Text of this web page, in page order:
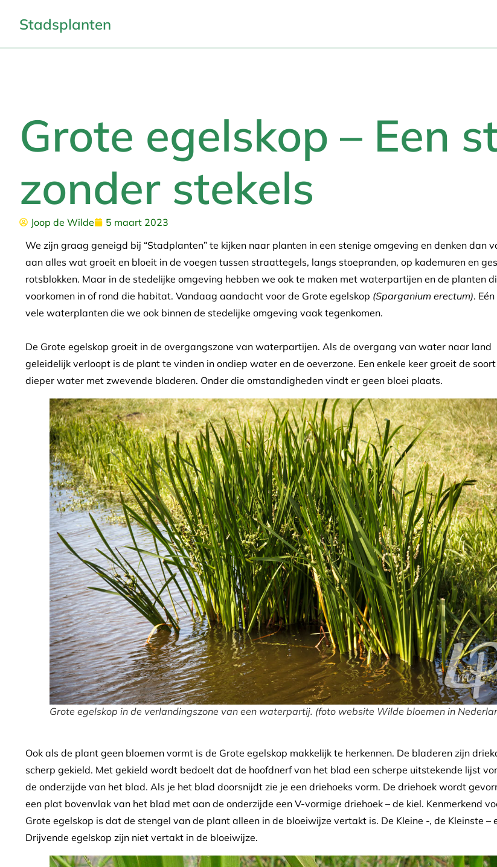
Stadsplanten
Grote egelskop – Een
zonder stekels
Joop de Wilde
5 maart 2023
We zijn graag geneigd bij “Stadplanten” te kijken naar planten in een stenige omgeving en denken dan
aan alles wat groeit en bloeit in de voegen tussen straattegels, langs stoepranden, op kademuren en
rotsblokken. Maar in de stedelijke omgeving hebben we ook te maken met waterpartijen en de planten
voorkomen in of rond die habitat. Vandaag aandacht voor de Grote egelskop (Sparganium erectum).
vele waterplanten die we ook binnen de stedelijke omgeving vaak tegenkomen.
De Grote egelskop groeit in de overgangszone van waterpartijen. Als de overgang van water naar land
geleidelijk verloopt is de plant te vinden in ondiep water en de oeverzone. Een enkele keer groeit de
dieper water met zwevende bladeren. Onder die omstandigheden vindt er geen bloei plaats.
Grote egelskop in de verlandingszone van een waterpartij. (foto website Wilde bloemen in
Ook als de plant geen bloemen vormt is de Grote egelskop makkelijk te herkennen. De bladeren zijn
scherp gekield. Met gekield wordt bedoelt dat de hoofdnerf van het blad een scherpe uitstekende lijst
de onderzijde van het blad. Als je het blad doorsnijdt zie je een driehoeks vorm. De driehoek wordt
een plat bovenvlak van het blad met aan de onderzijde een V-vormige driehoek – de kiel. Kenmerkend
Grote egelskop is dat de stengel van de plant alleen in de bloeiwijze vertakt is. De Kleine -, de Kleinste –
Drijvende egelskop zijn niet vertakt in de bloeiwijze.